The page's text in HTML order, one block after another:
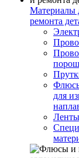
Материалы
ремонта
для